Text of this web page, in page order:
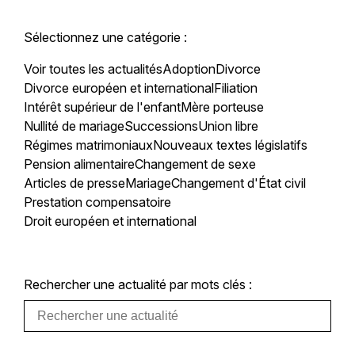
Sélectionnez une catégorie :
Voir toutes les actualitésAdoptionDivorce
Divorce européen et internationalFiliation
Intérêt supérieur de l'enfantMère porteuse
Nullité de mariageSuccessionsUnion libre
Régimes matrimoniauxNouveaux textes législatifs
Pension alimentaireChangement de sexe
Articles de presseMariageChangement d'État civil
Prestation compensatoire
Droit européen et international
Rechercher une actualité par mots clés :